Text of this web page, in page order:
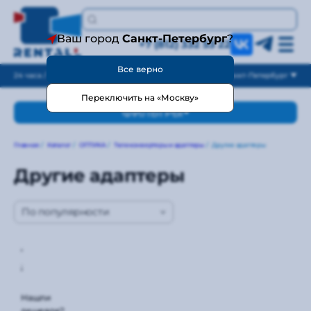
+7 (812) 332 53 22
24 часа / без выходных Санкт-Петербург
ФИЛЬТРЫ
Главная Каталог ОПТИКА Телеконвертеры и адаптеры Другие адаптеры
Другие адаптеры
По популярности
Нашли
Ваш городСанкт-Петербург?
Все верно
Переключить на «Москву»